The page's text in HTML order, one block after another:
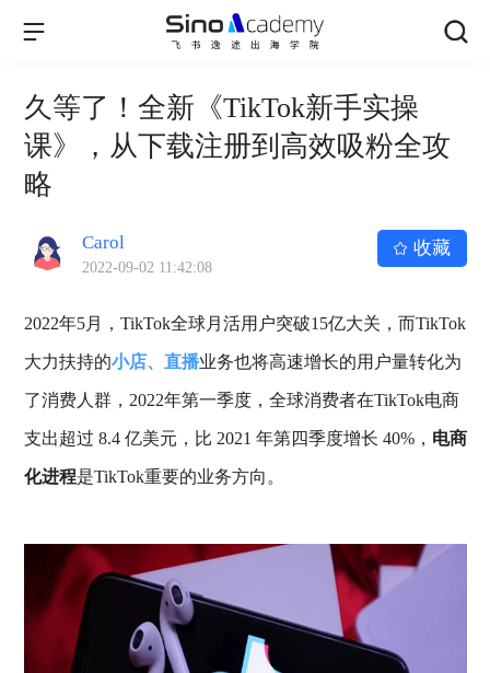
久等了！全新《TikTok新手实操
课》，从下载注册到高效吸粉全攻
略
Carol
2022-09-02 11:42:08
收藏
2022年5月，TikTok全球月活用户突破15亿大关，而TikTok
大力扶持的小店、直播业务也将高速增长的用户量转化为
了消费人群，2022年第一季度，全球消费者在TikTok电商
支出超过 8.4 亿美元，比 2021 年第四季度增长 40%， 电商
化进程是TikTok重要的业务方向。